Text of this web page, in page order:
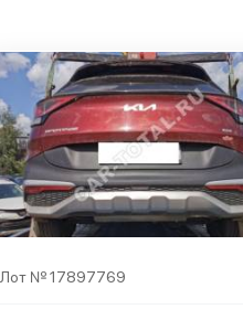
Лот № 17897769